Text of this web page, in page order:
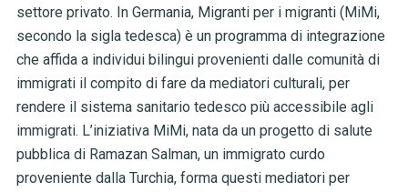
settore privato. In Germania, Migranti per i migranti (MiMi,
secondo la sigla tedesca) è un programma di integrazione
che affida a individui bilingui provenienti dalle comunità di
immigrati il compito di fare da mediatori culturali, per
rendere il sistema sanitario tedesco più accessibile agli
immigrati. L’iniziativa MiMi, nata da un progetto di salute
pubblica di Ramazan Salman, un immigrato curdo
proveniente dalla Turchia, forma questi mediatori per